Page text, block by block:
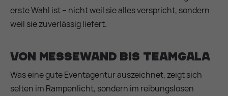
erste Wahl ist – nicht weil sie alles verspricht, sondern
weil sie zuverlässig liefert.
Von Messewand bis Teamgala
Was eine gute Eventagentur auszeichnet, zeigt sich
selten im Rampenlicht, sondern im reibungslosen